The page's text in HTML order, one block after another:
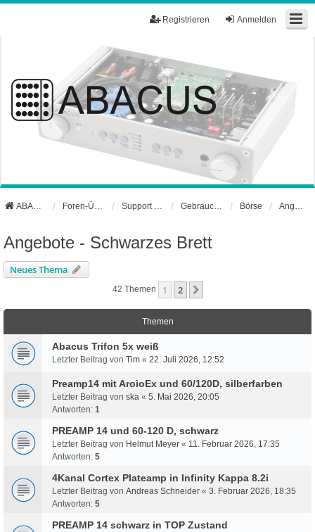
Anmelden
Registrieren
ABACUS Webseite Börse
Angebote - Schwarzes Brett
Neues Thema
42 Themen 1 2
Themen
Abacus Trifon 5x weiß
Letzter Beitrag von Tim « 22. Juli 2026, 12:52
Preamp14 mit AroioEx und 60/120D, silberfarben
Letzter Beitrag von ska « 5. Mai 2026, 20:05
Antworten: 1
PREAMP 14 und 60-120 D, schwarz
Letzter Beitrag von Helmut Meyer « 11. Februar 2026, 17:35
Antworten: 5
4Kanal Cortex Plateamp in Infinity Kappa 8.2i
Letzter Beitrag von Andreas Schneider « 3. Februar 2026, 18:35
Antworten: 5
PREAMP 14 schwarz in TOP Zustand